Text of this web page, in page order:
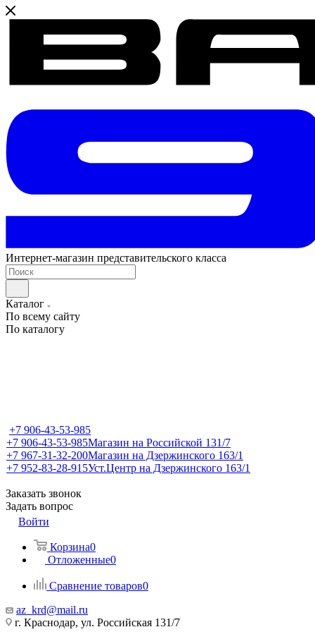
Интернет-магазин представительского класса
Каталог
По всему сайту
По каталогу
+7 906-43-53-985
+7 906-43-53-985Магазин на Российской 131/7
+7 967-31-32-200Магазин на Дзержинского 163/1
+7 952-83-28-915Уст.Центр на Дзержинского 163/1
Заказать звонок
Задать вопрос
Войти
Корзина0
Отложенные0
Сравнение товаров0
az_krd@mail.ru
г. Краснодар, ул. Российская 131/7